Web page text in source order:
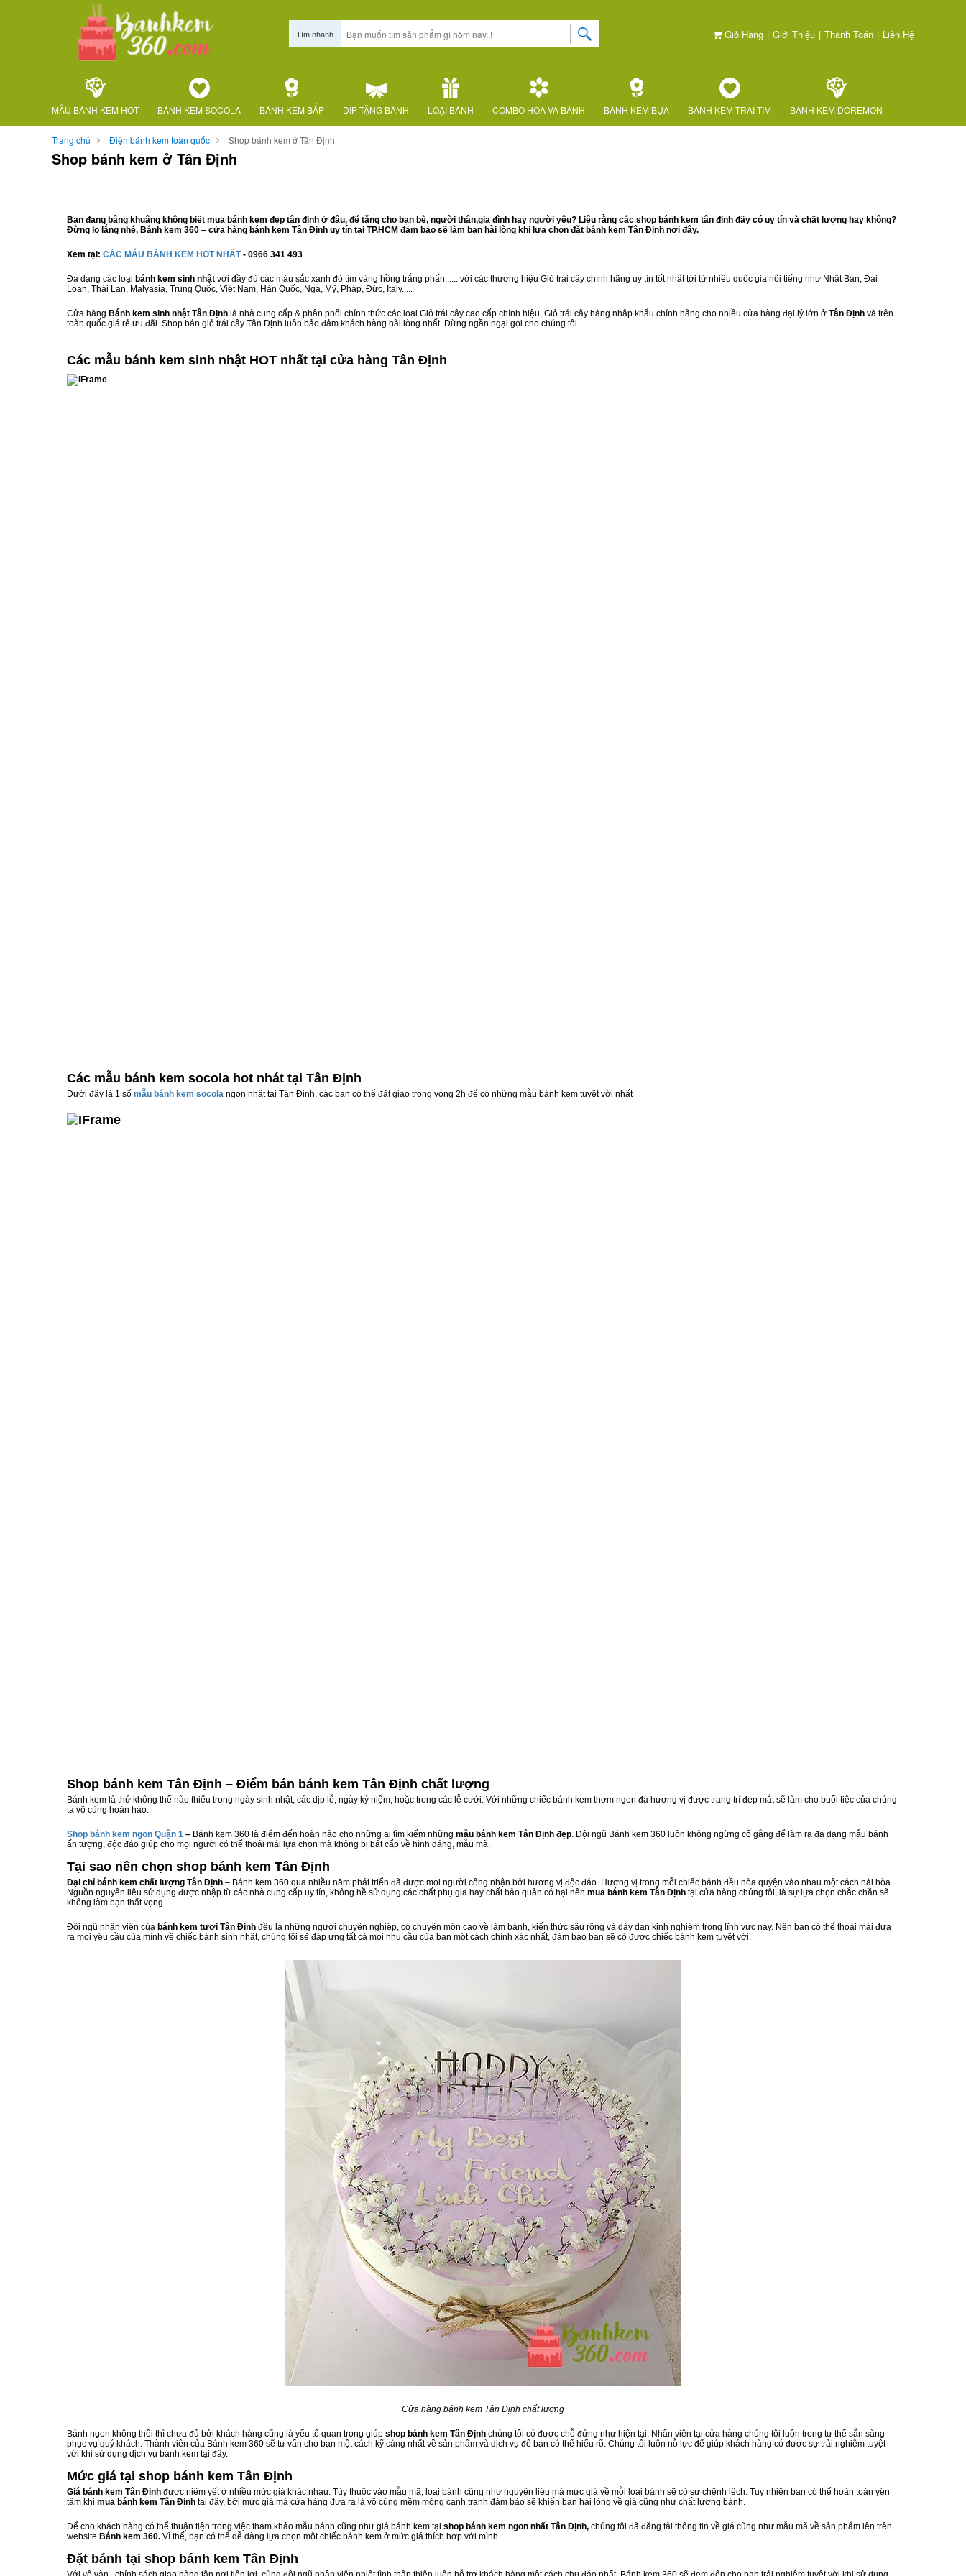
Giỏ Hàng | Giới Thiệu | Thanh Toán | Liên Hệ
Tìm nhanh
MẪU BÁNH KEM HOT BÁNH KEM SOCOLA BÁNH KEM BẮP DIP TẶNG BÁNH LOẠI BÁNH COMBO HOA VÀ BÁNH BÁNH KEM BỰA BÁNH KEM TRÁI TIM BÁNH KEM DOREMON
Trang chủ Điện bánh kem toàn quốc Shop bánh kem ở Tân Định
Shop bánh kem ở Tân Định
Bạn đang bâng khuâng không biết mua bánh kem đẹp tân định ở đâu, để tặng cho bạn bè, người thân,gia đình hay người yêu? Liệu rằng các shop bánh kem tân định đấy có uy tín và chất lượng hay không?
Đừng lo lắng nhé, Bánh kem 360 – cửa hàng bánh kem Tân Định uy tín tại TP.HCM đảm bảo sẽ làm bạn hài lòng khi lựa chọn đặt bánh kem Tân Định nơi đây.
Xem tại: CÁC MẪU BÁNH KEM HOT NHẤT- 0966 341 493
Đa dạng các loại bánh kem sinh nhật với đầy đủ các màu sắc xanh đỏ tím vàng hồng trắng phấn...... với các thương hiệu Giỏ trái cây chính hãng uy tín tốt nhất tới từ nhiều quốc gia nổi tiếng như Nhật Bản, Đài
Loan, Thái Lan, Malyasia, Trung Quốc, Việt Nam, Hàn Quốc, Nga, Mỹ, Pháp, Đức, Italy.....
Cửa hàng Bánh kem sinh nhật Tân Định là nhà cung cấp & phân phối chính thức các loại Giỏ trái cây cao cấp chính hiệu, Giỏ trái cây hàng nhập khẩu chính hãng cho nhiều cửa hàng đại lý lớn ở Tân Định và trên
toàn quốc giá rẻ ưu đãi. Shop bán giỏ trái cây Tân Định luôn bảo đảm khách hàng hài lòng nhất. Đừng ngần ngại gọi cho chúng tôi
Các mẫu bánh kem sinh nhật HOT nhất tại cửa hàng Tân Định
Các mẫu bánh kem socola hot nhát tại Tân Định
Dưới đây là 1 số mẫu bánh kem socola ngon nhất tại Tân Định, các bạn có thể đặt giao trong vòng 2h để có những mẫu bánh kem tuyệt vời nhất
Shop bánh kem Tân Định – Điểm bán bánh kem Tân Định chất lượng
Bánh kem là thứ không thể nào thiếu trong ngày sinh nhật, các dịp lễ, ngày kỷ niệm, hoặc trong các lễ cưới. Với những chiếc bánh kem thơm ngon đa hương vị được trang trí đẹp mắt sẽ làm cho buổi tiệc của chúng
ta vô cùng hoàn hảo.
Shop bánh kem ngon Quận 1 – Bánh kem 360 là điểm đến hoàn hảo cho những ai tìm kiếm những mẫu bánh kem Tân Định đẹp. Đội ngũ Bánh kem 360 luôn không ngừng cố gắng để làm ra đa dạng mẫu bánh
ấn tượng, độc đáo giúp cho mọi người có thể thoải mái lựa chọn mà không bị bất cấp về hình dáng, mẫu mã.
Tại sao nên chọn shop bánh kem Tân Định
Đại chỉ bánh kem chất lượng Tân Định – Bánh kem 360 qua nhiều năm phát triển đã được mọi người công nhận bởi hương vị độc đáo. Hương vị trong mỗi chiếc bánh đều hòa quyện vào nhau một cách hài hòa.
Nguồn nguyên liệu sử dụng được nhập từ các nhà cung cấp uy tín, không hề sử dụng các chất phụ gia hay chất bảo quản có hại nên mua bánh kem Tân Định tại cửa hàng chúng tôi, là sự lựa chọn chắc chắn sẽ
không làm bạn thất vọng.
Đội ngũ nhân viên của bánh kem tươi Tân Định đều là những người chuyên nghiệp, có chuyên môn cao về làm bánh, kiến thức sâu rộng và dày dạn kinh nghiệm trong lĩnh vực này. Nên bạn có thể thoải mái đưa
ra mọi yêu cầu của mình về chiếc bánh sinh nhật, chúng tôi sẽ đáp ứng tất cả mọi nhu cầu của bạn một cách chính xác nhất, đảm bảo bạn sẽ có được chiếc bánh kem tuyệt vời.
Cửa hàng bánh kem Tân Định chất lượng
Bánh ngon không thôi thì chưa đủ bởi khách hàng cũng là yếu tố quan trọng giúp shop bánh kem Tân Định chúng tôi có được chỗ đứng như hiện tại. Nhân viên tại cửa hàng chúng tôi luôn trong tư thế sẵn sàng
phục vụ quý khách. Thành viên của Bánh kem 360 sẽ tư vấn cho bạn một cách kỹ càng nhất về sản phẩm và dịch vụ để bạn có thể hiểu rõ. Chúng tôi luôn nỗ lực để giúp khách hàng có được sự trải nghiệm tuyệt
vời khi sử dụng dịch vụ bánh kem tại đây.
Mức giá tại shop bánh kem Tân Định
Giá bánh kem Tân Định được niêm yết ở nhiều mức giá khác nhau. Tùy thuộc vào mẫu mã, loại bánh cũng như nguyên liệu mà mức giá về mỗi loại bánh sẽ có sự chênh lệch. Tuy nhiên bạn có thể hoàn toàn yên
tâm khi mua bánh kem Tân Định tại đây, bởi mức giá mà cửa hàng đưa ra là vô cùng mềm mỏng cạnh tranh đảm bảo sẽ khiến bạn hài lòng về giá cũng như chất lượng bánh.
Để cho khách hàng có thể thuận tiện trong việc tham khảo mẫu bánh cũng như giá bánh kem tại shop bánh kem ngon nhất Tân Định, chúng tôi đã đăng tải thông tin về giá cũng như mẫu mã về sản phẩm lên trên
website Bánh kem 360. Vì thế, bạn có thể dễ dàng lựa chọn một chiếc bánh kem ở mức giá thích hợp với mình.
Đặt bánh tại shop bánh kem Tân Định